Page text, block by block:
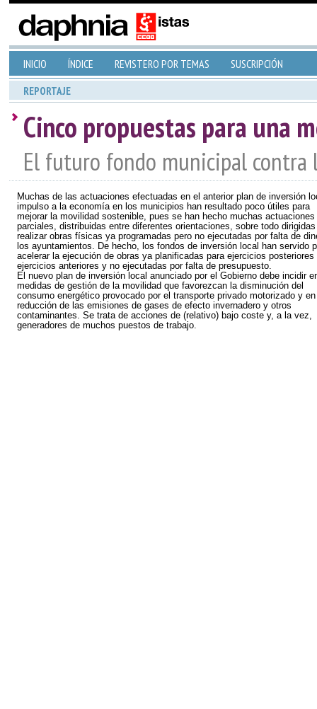
INICIO ÍNDICE REVISTERO POR TEMAS SUSCRIPCIÓN
REPORTAJE
Cinco propuestas para una
El futuro fondo municipal contra
Muchas de las actuaciones efectuadas en el anterior plan de inversión
impulso a la economía en los municipios han resultado poco útiles para
mejorar la movilidad sostenible, pues se han hecho muchas actuaciones
parciales, distribuidas entre diferentes orientaciones, sobre todo dirigidas
realizar obras físicas ya programadas pero no ejecutadas por falta de
los ayuntamientos. De hecho, los fondos de inversión local han servido
acelerar la ejecución de obras ya planificadas para ejercicios posteriores
ejercicios anteriores y no ejecutadas por falta de presupuesto.
El nuevo plan de inversión local anunciado por el Gobierno debe incidir
medidas de gestión de la movilidad que favorezcan la disminución del
consumo energético provocado por el transporte privado motorizado y en
reducción de las emisiones de gases de efecto invernadero y otros
contaminantes. Se trata de acciones de (relativo) bajo coste y, a la vez,
generadores de muchos puestos de trabajo.